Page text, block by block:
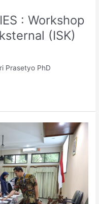
: Workshop
(ISK)
Prasetyo PhD